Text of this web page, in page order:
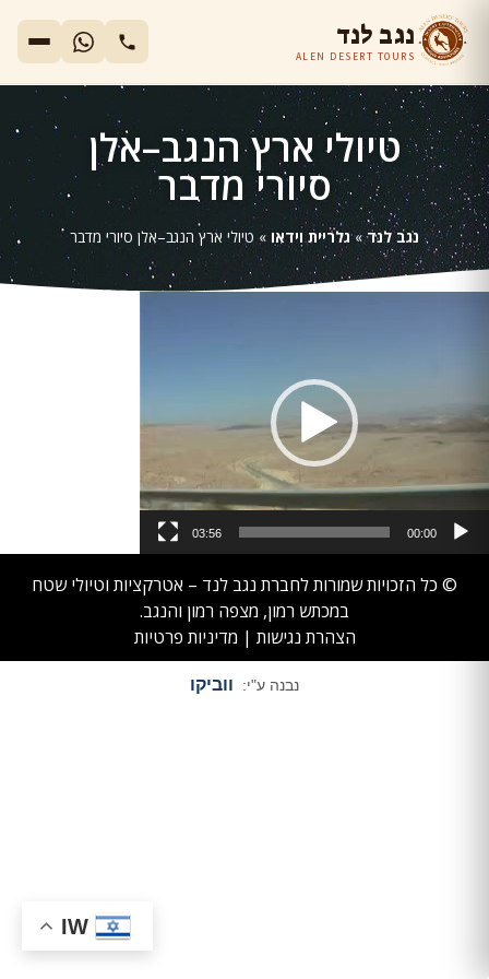
נגב לנד
ALEN DESERT TOURS
טיולי ארץ הנגב–אלן
סיורי מדבר
נגב לנד»גלריית וידאו » טיולי ארץ הנגב–אלן סיורי מדבר
00:00
03:56
© כל הזכויות שמורות לחברת נגב לנד – אטרקציות וטיולי שטח
במכתש רמון, מצפה רמון והנגב.
הצהרת נגישות | מדיניות פרטיות
נבנה ע"י: ווביקו
IW